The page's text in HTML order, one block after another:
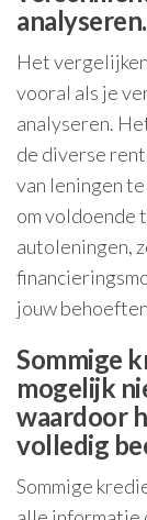
analyseren.
Het
vooral als je
analyseren.
de diverse
van leningen
om voldoende
autoleningen,
jouw
Sommige
mogelijk
waardoor
volledig
Sommige